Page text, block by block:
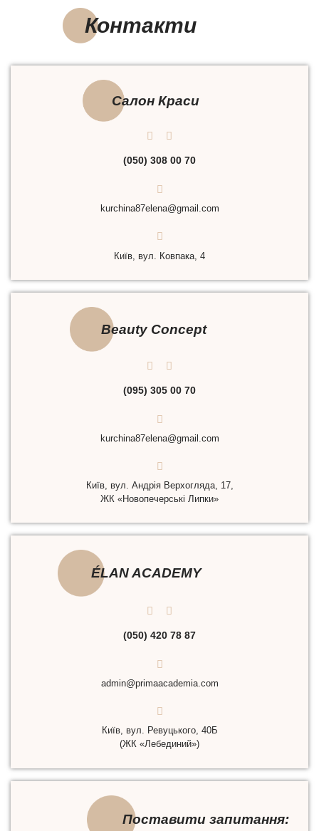
Контакти
Салон Краси
(050) 308 00 70
kurchina87elena@gmail.com
Київ, вул. Ковпака, 4
Beauty Concept
(095) 305 00 70
kurchina87elena@gmail.com
Київ, вул. Андрія Верхогляда, 17,
ЖК «Новопечерські Липки»
ÉLAN ACADEMY
(050) 420 78 87
admin@primaacademia.com
Київ, вул. Ревуцького, 40Б
(ЖК «Лебединий»)
Поставити запитання: